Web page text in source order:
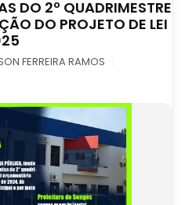
DO 2º QUADRIMESTRE
DO PROJETO DE LEI
FERREIRA RAMOS